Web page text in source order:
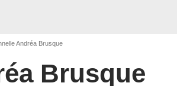
Andréa Brusque
Brusque